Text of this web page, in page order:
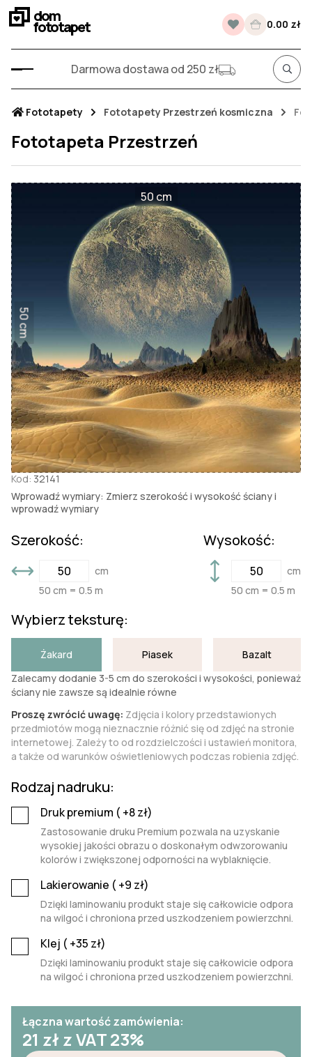
dom
fototapet 0.00 zł
Darmowa dostawa od 250 zł
Fototapety Fototapety Przestrzeń kosmiczna
Fototapeta Przestrzeń
50 cm
50 cm
Kod: 32141
Wprowadź wymiary: Zmierz szerokość i wysokość ściany i
wprowadź wymiary
Szerokość:
cm
50 cm = 0.5 m
Wysokość:
cm
50 cm = 0.5 m
Wybierz teksturę:
Żakard Piasek
Bazalt
Zalecamy dodanie 3-5 cm do szerokości i wysokości, ponieważ
ściany nie zawsze są idealnie równe
Proszę zwrócić uwagę: Zdjęcia i kolory przedstawionych
przedmiotów mogą nieznacznie różnić się od zdjęć na stronie
internetowej. Zależy to od rozdzielczości i ustawień monitora,
a także od warunków oświetleniowych podczas robienia zdjęć.
Rodzaj nadruku:
Druk premium ( +8zł)
Zastosowanie druku Premium pozwala na uzyskanie
wysokiej jakości obrazu o doskonałym odwzorowaniu
kolorów i zwiększonej odporności na wyblaknięcie.
Lakierowanie ( +9 zł)
Dzięki laminowaniu produkt staje się całkowicie odpora
na wilgoć i chroniona przed uszkodzeniem powierzchni.
Klej ( +35 zł)
Dzięki laminowaniu produkt staje się całkowicie odpora
na wilgoć i chroniona przed uszkodzeniem powierzchni.
Łączna wartość zamówienia:
21 zł z VAT 23%